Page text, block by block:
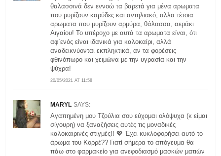
20/05/2021 AT 11:58
θαλασσινά δεν εννοώ τα βαρετά για μένα αρωματα
που μυρίζουν καρύδες και αντηλιακό, αλλα τέτοια
αρωματα που μυρίζουν αρμύρα, θάλασσα, αεράκι
Αιγαίου! Το υπέροχο με αυτά τα αρωματα είναι, ότι
αφ΄ενός είναι ιδανικά για καλοκαίρι, αλλά
αναδεικνύονται εκπληκτικά, αν τα φορέσεις
φθινόπωρο και χειμώνα με την υγρασία και την
ψύχρα!
MARYL SAYS:
Αγαπημένη μου Τζούλια σου εύχομαι ολόψυχα (κ είμαι
σίγουρη) να ξαναζήσεις αυτές τις μοναδικές
καλοκαιρινές στιγμές!! 💖 Έχει κυκλοφορήσει αυτό το
άρωμα του Κορρέ?? Γιατί σήμερα το απόγευμα θα
πάω στο φαρμακείο για ανεφοδιασμό μασκών ματιών